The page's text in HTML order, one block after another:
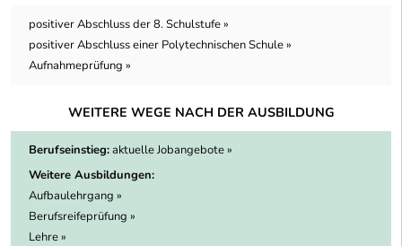
positiver Abschluss der 8. Schulstufe »
positiver Abschluss einer Polytechnischen Schule »
Aufnahmeprüfung »
WEITERE WEGE NACH DER AUSBILDUNG
Berufseinstieg:aktuelle Jobangebote »
Weitere Ausbildungen:
Aufbaulehrgang »
Berufsreifeprüfung »
Lehre »